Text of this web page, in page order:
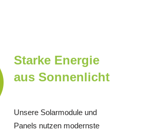
Starke Energie
aus Sonnenlicht
Unsere Solarmodule und
Panels nutzen modernste